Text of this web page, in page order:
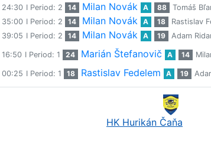
24:30 I Period: 2 14 Milan Novák A 88 Tomáš
35:00 I Period: 2 14 Milan Novák A 18
Rastislav
39:05 I Period: 2 14 Milan Novák A 19 Adam
16:50 I Period: 1 24 Marián Štefanovič A 14
00:25 I Period: 1 18 Rastislav Fedelem A 19
HK Hurikán Čaňa